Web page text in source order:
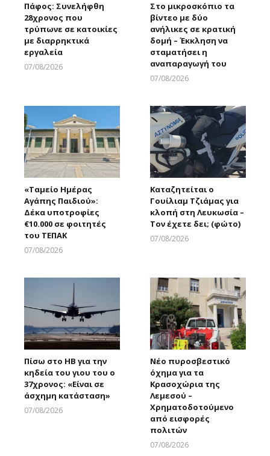
Πάφος: Συνελήφθη
28χρονος που
τρύπωνε σε κατοικίες
με διαρρηκτικά
εργαλεία
07/08/2026
Στο μικροσκόπιο τα
βίντεο με δύο
ανήλικες σε κρατική
δομή – Έκκληση να
σταματήσει η
αναπαραγωγή του
07/08/2026
«Ταμείο Ημέρας
Αγάπης Παιδιού»:
Δέκα υποτροφίες
€10.000 σε φοιτητές
του ΤΕΠΑΚ
07/08/2026
Καταζητείται ο
Γουίλιαμ Τζιάμας για
κλοπή στη Λευκωσία –
Τον έχετε δει; (φώτο)
07/08/2026
Πίσω στο ΗΒ για την
κηδεία του γιου του ο
37χρονος: «Είναι σε
άσχημη κατάσταση»
07/08/2026
Νέο πυροσβεστικό
όχημα για τα
Κρασοχώρια της
Λεμεσού –
Χρηματοδοτούμενο
από εισφορές
πολιτών
07/08/2026